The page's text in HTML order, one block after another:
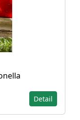
Detail